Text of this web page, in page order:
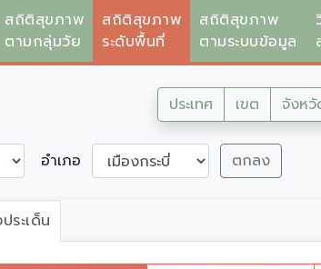
สถิติสุขภาพ
ตามกลุ่มวัย
สถิติสุขภาพ
ระดับพื้นที่
สถิติสุขภาพ
ตามระบบข้อมูล
ประเทศ เขต จังหวั
อำเภอ ตกลง
ระเด็น